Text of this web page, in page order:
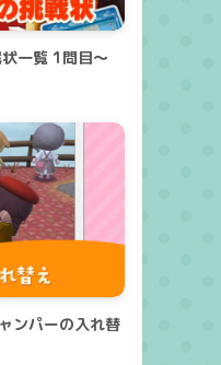
一覧 1問目～
ンパーの入れ替